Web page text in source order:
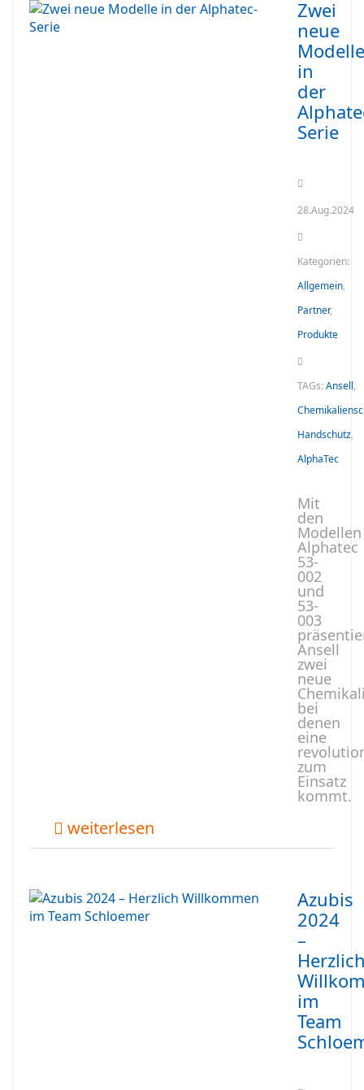
Zwei
neue
Modelle
in
der
Serie
28.Aug.2024
Kategorien:
Allgemein,
Partner,
Produkte
TAGs:Ansell,
Handschutz,
AlphaTec
Mit
den
Modellen
Alphatec
53-
002
und
53-
003
Ansell
zwei
neue
bei
denen
eine
zum
Einsatz
kommt.
weiterlesen
Azubis
2024
–
im
Team